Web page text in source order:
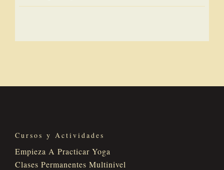
Cursos y Actividades
Empieza A Practicar Yoga
Clases Permanentes Multinivel